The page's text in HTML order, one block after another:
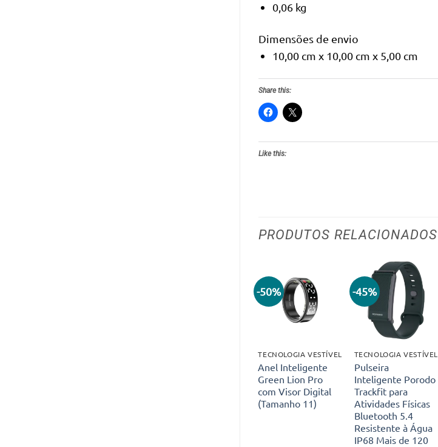
0,06 kg
Dimensões de envio
10,00 cm x 10,00 cm x 5,00 cm
Share this:
Like this:
PRODUTOS RELACIONADOS
-50%
Adicionar
aos meus
desejos
TECNOLOGIA VESTÍVEL
Anel Inteligente
Green Lion Pro
com Visor Digital
(Tamanho 11)
-45%
Adicionar
aos meus
desejos
TECNOLOGIA VESTÍVEL
Pulseira
Inteligente Porodo
Trackfit para
Atividades Físicas
Bluetooth 5.4
Resistente à Água
IP68 Mais de 120